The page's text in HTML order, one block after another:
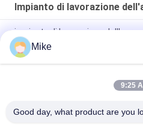
Impianto di lavorazione
impianto di lavorazione
della bottiglia dell'animale
Sistema di controllo PLC
Mike
9:25
Good day, what product are you